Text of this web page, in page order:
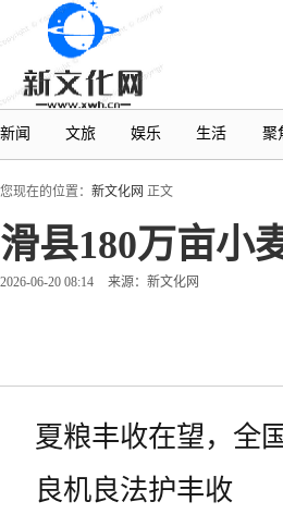
新闻 文旅 娱乐 生活 聚
您现在的位置： 新文化网 正文
滑县180万亩小
2026-06-20 08:14 来源：新文化网
夏粮丰收在望，全
良机良法护丰收